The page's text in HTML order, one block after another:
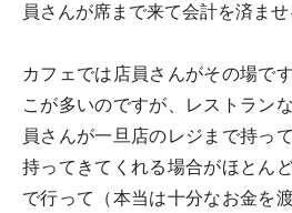
員さんが席まで来て会計を済ませ
カフェでは店員さんがその場で
こが多いのですが、レストラン
員さんが一旦店のレジまで持っ
持ってきてくれる場合がほとん
で行って（本当は十分なお金を